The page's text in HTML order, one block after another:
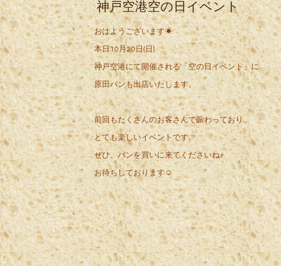
神戸空港空の日イベント
おはようございます☀
本日10月20日(日)
神戸空港にて開催される「空の日イベント」に
原田パンも出店いたします。
前回もたくさんのお客さんで賑わっており、
とても楽しいイベントです。
ぜひ、パンを買いに来てくださいね♪
お待ちしております☺️